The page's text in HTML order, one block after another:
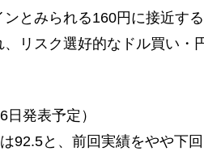
とみられる160円に接近す
リスク選好的なドル買い・
発表予定）
92.5と、前回実績をやや下